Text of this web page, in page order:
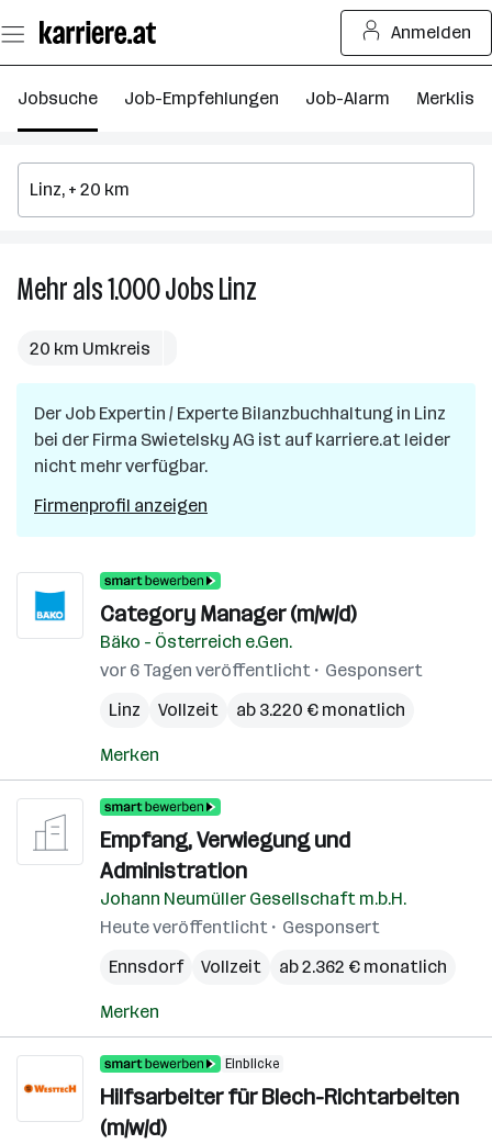
Seiteninhalt
springen
Anmelden
Jobsuche Job-Empfehlungen Job-Alarm Merkliste
Mehr als 1.000JobsLinz
in
Linz
20 km Umkreis
Der Job Expertin / Experte Bilanzbuchhaltung in Linz
bei der Firma Swietelsky AG ist auf karriere.at leider
nicht mehr verfügbar.
Firmenprofil anzeigen
Category Manager (m/w/d)
Bäko - Österreich e.Gen.
vor 6 Tagen veröffentlicht
Gesponsert
Linz
Vollzeit ab 3.220 € monatlich
Merken
Empfang, Verwiegung und
Administration
Johann Neumüller Gesellschaft m.b.H.
Heute veröffentlicht
Gesponsert
Ennsdorf
Vollzeit ab 2.362 € monatlich
Merken
Einblicke
Hilfsarbeiter für Blech-Richtarbeiten
(m/w/d)